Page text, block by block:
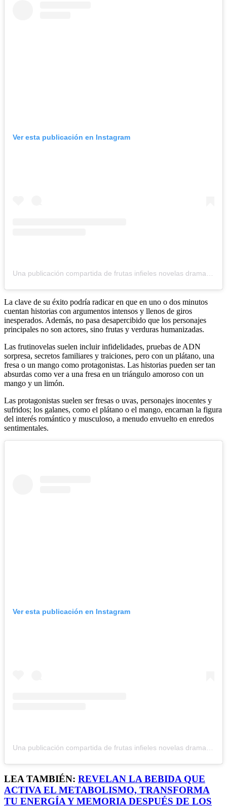
Ver esta publicación en Instagram
La clave de su éxito podría radicar en que en uno o dos minutos
cuentan historias con argumentos intensos y llenos de giros
inesperados. Además, no pasa desapercibido que los personajes
principales no son actores, sino frutas y verduras humanizadas.
Las frutinovelas suelen incluir infidelidades, pruebas de ADN
sorpresa, secretos familiares y traiciones, pero con un plátano, una
fresa o un mango como protagonistas. Las historias pueden ser tan
absurdas como ver a una fresa en un triángulo amoroso con un
mango y un limón.
Las protagonistas suelen ser fresas o uvas, personajes inocentes y
sufridos; los galanes, como el plátano o el mango, encarnan la figura
del interés romántico y musculoso, a menudo envuelto en enredos
sentimentales.
Ver esta publicación en Instagram
Una publicación compartida de frutas infieles novelas dramas (@frutinovelas)
LEA TAMBIÉN: REVELAN LA BEBIDA QUE
ACTIVA EL METABOLISMO, TRANSFORMA
TU ENERGÍA Y MEMORIA DESPUÉS DE LOS